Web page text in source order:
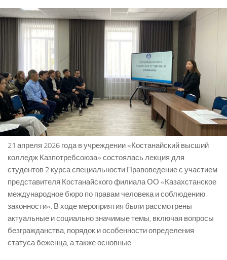
21 апреля 2026 года в учреждении «Костанайский высший
колледж Казпотребсоюза» состоялась лекция для
студентов 2 курса специальности Правоведение с участием
представителя Костанайского филиала ОО «Казахстанское
международное бюро по правам человека и соблюдению
законности». В ходе мероприятия были рассмотрены
актуальные и социально значимые темы, включая вопросы
безгражданства, порядок и особенности определения
статуса беженца, а также основные…